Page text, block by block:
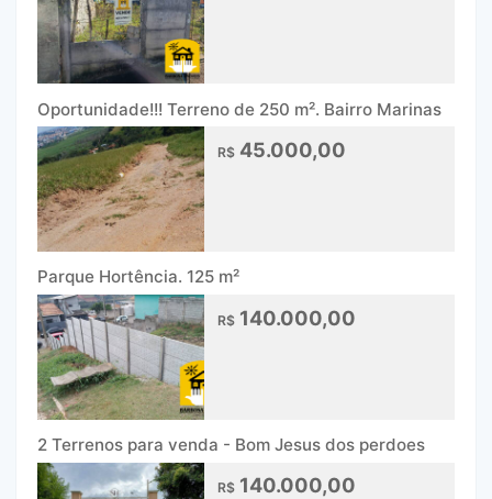
Oportunidade!!! Terreno de 250 m². Bairro Marinas
R$ 45.000,00
Parque Hortência. 125 m²
R$ 140.000,00
2 Terrenos para venda - Bom Jesus dos perdoes
R$ 140.000,00